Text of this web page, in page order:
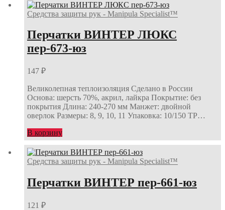
Средства защиты рук - Manipula Specialist™
Перчатки ВИНТЕР ЛЮКС
пер-673-юз
147 ₽
Великолепная теплоизоляция Сделано в России
Основа: шерсть 70%, акрил, лайкра Покрытие: без
покрытия Длина: 240-270 мм Манжет: двойной
оверлок Размеры: 8, 9, 10, 11 Упаковка: 10/150 ТР…
В корзину
Средства защиты рук - Manipula Specialist™
Перчатки ВИНТЕР пер-661-юз
121 ₽